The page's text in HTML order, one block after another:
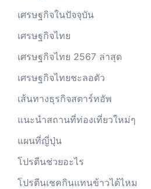
เศรษฐกิจในปัจจุบัน
เศรษฐกิจไทย
เศรษฐกิจไทย 2567 ล่าสุด
เศรษฐกิจไทยชะลอตัว
เส้นทางธุรกิจสตาร์ทอัพ
แนะนำสถานที่ท่องเที่ยวใหม่ๆ
แผนที่ญี่ปุ่น
โปรตีนช่วยอะไร
โปรตีนเชคกินแทนข้าวได้ไหม